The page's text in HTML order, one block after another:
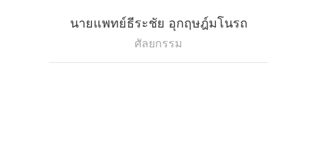
นายแพทย์ธีระชัย อุกฤษฎ์มโนรถ
ศัลยกรรม